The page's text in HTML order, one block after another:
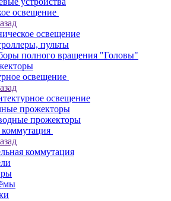
освещение
освещение
пульты
полного вращения "Головы"
освещение
освещение
прожекторы
прожекторы
коммутация
коммутация